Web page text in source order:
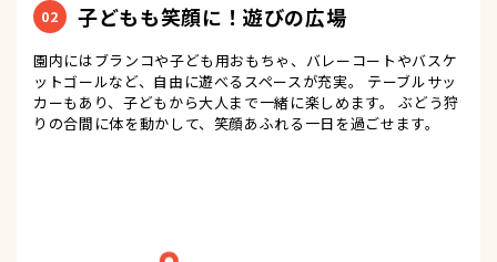
02 子どもも笑顔に！遊びの広場
園内にはブランコや子ども用おもちゃ、バレーコートやバスケ
ットゴールなど、自由に遊べるスペースが充実。 テーブルサッ
カーもあり、子どもから大人まで一緒に楽しめます。 ぶどう狩
りの合間に体を動かして、笑顔あふれる一日を過ごせます。